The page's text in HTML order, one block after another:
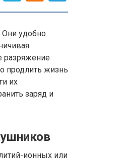
удобно
разряжение
продлить жизнь
их
заряд и
ионных или